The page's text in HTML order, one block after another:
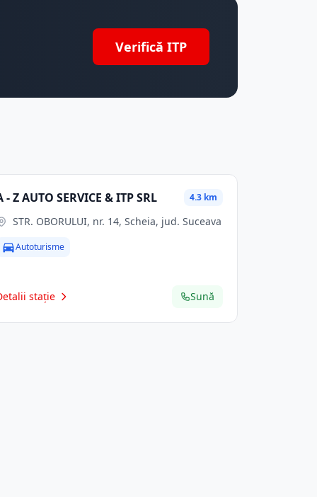
Verifică ITP
- Z AUTO SERVICE & ITP SRL 4.3 km
STR. OBORULUI, nr. 14, Scheia, jud. Suceava
Autoturisme
stație Sună